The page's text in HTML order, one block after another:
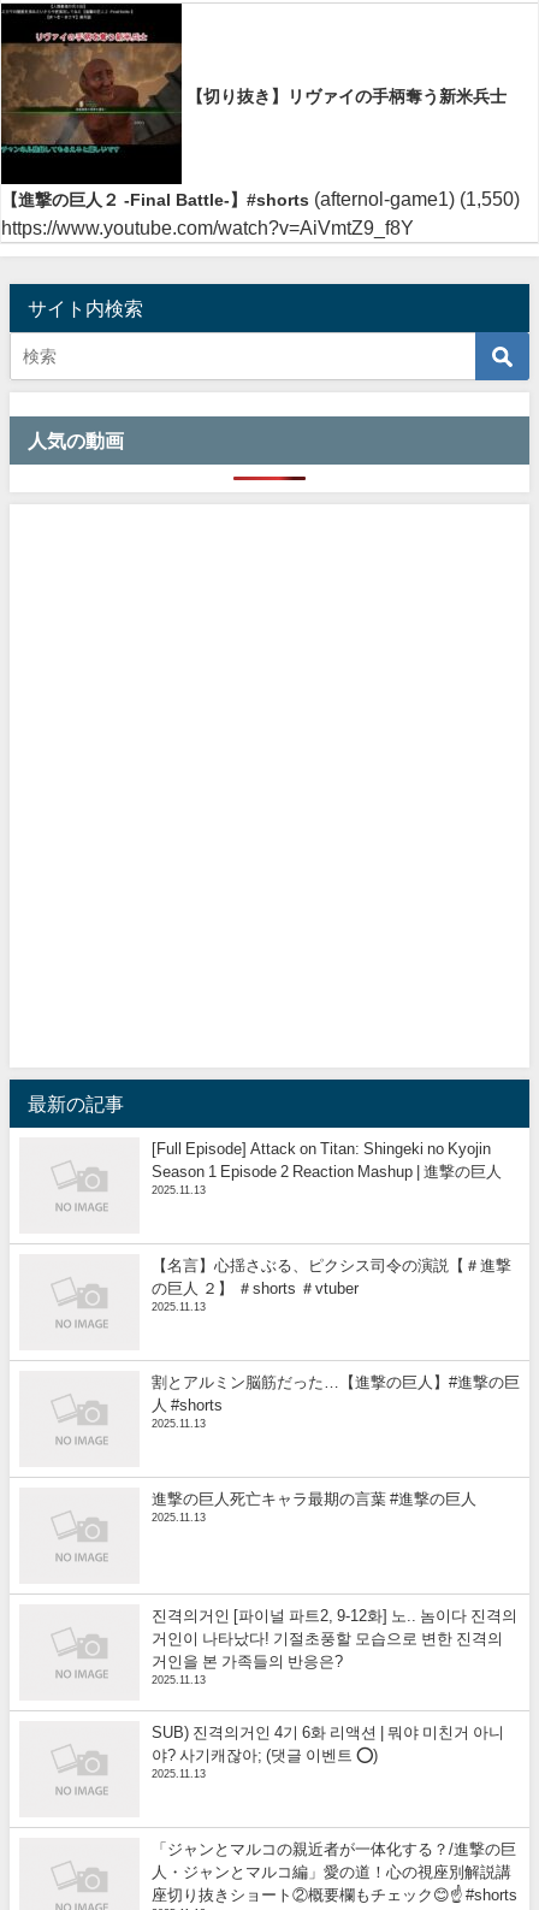
【切り抜き】リヴァイの手柄奪う新米兵士
【進撃の巨人２ -Final Battle-】#shorts (afternol-game1) (1,550)
https://www.youtube.com/watch?v=AiVmtZ9_f8Y
サイト内検索
人気の動画
最新の記事
[Full Episode] Attack on Titan: Shingeki no Kyojin
Season 1 Episode 2 Reaction Mashup | 進撃の巨人
2025.11.13
【名言】心揺さぶる、ピクシス司令の演説【＃進撃
の巨人 ２】 ＃shorts ＃vtuber
2025.11.13
割とアルミン脳筋だった…【進撃の巨人】#進撃の巨
人 #shorts
2025.11.13
進撃の巨人死亡キャラ最期の言葉 #進撃の巨人
2025.11.13
진격의거인 [파이널 파트2, 9-12화] 노.. 놈이다 진격의
거인이 나타났다! 기절초풍할 모습으로 변한 진격의
거인을 본 가족들의 반응은?
2025.11.13
SUB) 진격의거인 4기 6화 리액션 | 뭐야 미친거 아니
야? 사기캐잖아; (댓글 이벤트 ⭕)
2025.11.13
「ジャンとマルコの親近者が一体化する？/進撃の巨
人・ジャンとマルコ編」愛の道！心の視座別解説講
座切り抜きショート②概要欄もチェック😊☝️ #shorts